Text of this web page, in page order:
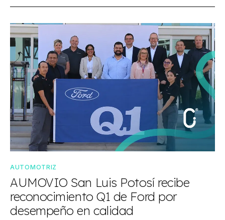
AUTOMOTRIZ
AUMOVIO San Luis Potosí recibe
reconocimiento Q1 de Ford por
desempeño en calidad